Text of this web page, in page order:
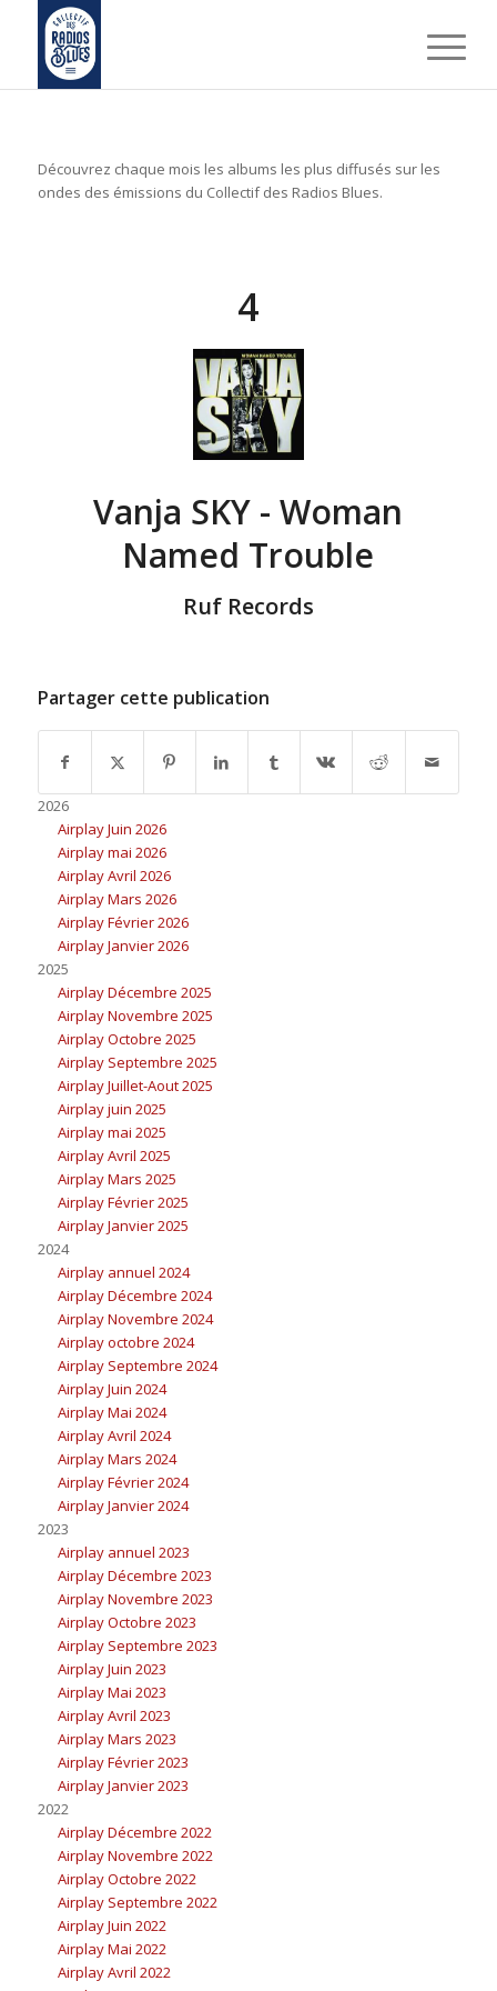
Découvrez chaque mois les albums les plus diffusés sur les
ondes des émissions du Collectif des Radios Blues.
4
Vanja SKY - Woman
Named Trouble
Ruf Records
Partager cette publication
2026
Airplay Juin 2026
Airplay mai 2026
Airplay Avril 2026
Airplay Mars 2026
Airplay Février 2026
Airplay Janvier 2026
2025
Airplay Décembre 2025
Airplay Novembre 2025
Airplay Octobre 2025
Airplay Septembre 2025
Airplay Juillet-Aout 2025
Airplay juin 2025
Airplay mai 2025
Airplay Avril 2025
Airplay Mars 2025
Airplay Février 2025
Airplay Janvier 2025
2024
Airplay annuel 2024
Airplay Décembre 2024
Airplay Novembre 2024
Airplay octobre 2024
Airplay Septembre 2024
Airplay Juin 2024
Airplay Mai 2024
Airplay Avril 2024
Airplay Mars 2024
Airplay Février 2024
Airplay Janvier 2024
2023
Airplay annuel 2023
Airplay Décembre 2023
Airplay Novembre 2023
Airplay Octobre 2023
Airplay Septembre 2023
Airplay Juin 2023
Airplay Mai 2023
Airplay Avril 2023
Airplay Mars 2023
Airplay Février 2023
Airplay Janvier 2023
2022
Airplay Décembre 2022
Airplay Novembre 2022
Airplay Octobre 2022
Airplay Septembre 2022
Airplay Juin 2022
Airplay Mai 2022
Airplay Avril 2022